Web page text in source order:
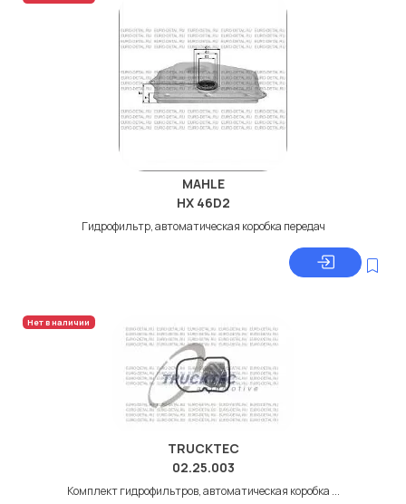
MAHLE
HX 46D2
Гидрофильтр, автоматическая коробка передач
Нет в наличии
TRUCKTEC
02.25.003
Комплект гидрофильтров, автоматическая коробка ...